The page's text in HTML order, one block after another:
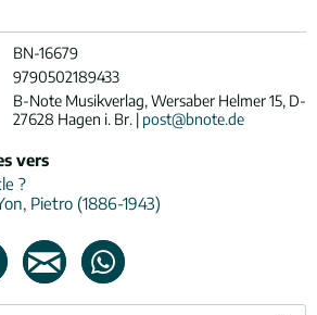
BN-16679
9790502189433
B-Note Musikverlag, Wersaber Helmer 15, D-
27628 Hagen i. Br. | post@bnote.de
vers
?
Pietro (1886-1943)